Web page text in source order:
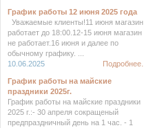
График работы 12 июня 2025 года
Уважаемые клиенты!11 июня магазин
работает до 18:00.12-15 июня магазин
не работает.16 июня и далее по
обычному графику. ...
10.06.2025
Подробнее...
График работы на майские
праздники 2025г.
График работы на майские праздники
2025 г.:- 30 апреля сокращеный
предпраздничный день на 1 час. - 1